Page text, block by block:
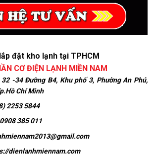
đặt kho lạnh tại TPHCM
CƠ ĐIỆN LẠNH MIỀN NAM
32 -34 Đường B4, Khu phố 3, Phường An Phú,
Chí Minh
2253 5844
0908 385 011
dienlanhmiennam.com